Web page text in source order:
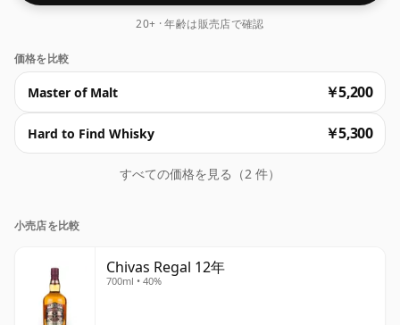
20+ · 年齢は販売店で確認
価格を比較
Master of Malt ￥5,200
Hard to Find Whisky ￥5,300
すべての価格を見る（2 件）
小売店を比較
Chivas Regal 12年
700ml • 40%